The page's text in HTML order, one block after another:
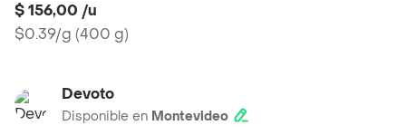
$ 156,00 /u
$0.39/g (400 g)
Devoto
Disponible en Montevideo